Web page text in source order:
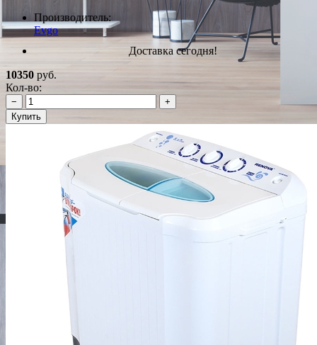
Производитель:
Evgo
Доставка сегодня!
10350 руб.
Кол-во:
−
+
Купить